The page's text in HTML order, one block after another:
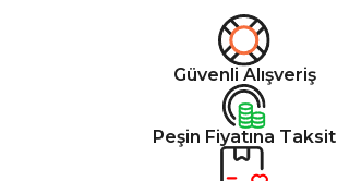
Güvenli Alışveriş
Peşin Fiyatına Taksit